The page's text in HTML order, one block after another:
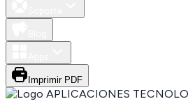
Imprimir PDF